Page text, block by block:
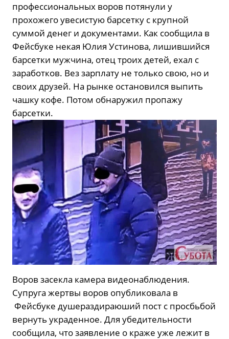
профессиональных воров потянули у
прохожего увесистую барсетку с крупной
суммой денег и документами. Как сообщила в
Фейсбуке некая Юлия Устинова, лишившийся
барсетки мужчина, отец троих детей, ехал с
заработков. Вез зарплату не только свою, но и
своих друзей. На рынке остановился выпить
чашку кофе. Потом обнаружил пропажу
барсетки.
Воров засекла камера видеонаблюдения.
Супруга жертвы воров опубликовала в
Фейсбуке душераздираюший пост с просбьбой
вернуть украденное. Для убедительности
сообщила, что заявление о краже уже лежит в